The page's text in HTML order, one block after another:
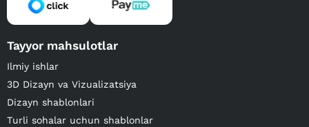
Tayyor mahsulotlar
Ilmiy ishlar
3D Dizayn va Vizualizatsiya
Dizayn shablonlari
Turli sohalar uchun shablonlar